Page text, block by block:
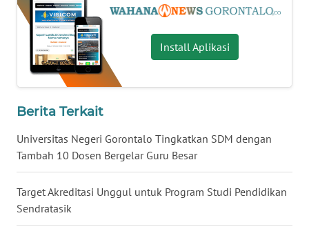
Install Aplikasi
Berita Terkait
Universitas Negeri Gorontalo Tingkatkan SDM dengan
Tambah 10 Dosen Bergelar Guru Besar
Target Akreditasi Unggul untuk Program Studi Pendidikan
Sendratasik
WN
JOGJA
WN
JATIM
WN
WN
WN
KALTENG